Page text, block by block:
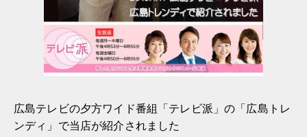
広島テレビの夕方ワイド番組「テレビ派」の「広島トレ
ンディ」で当店が紹介されました